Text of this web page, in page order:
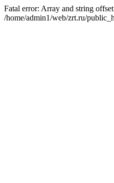
Fatal error: Array and string
/home/admin1/web/zrt.ru/